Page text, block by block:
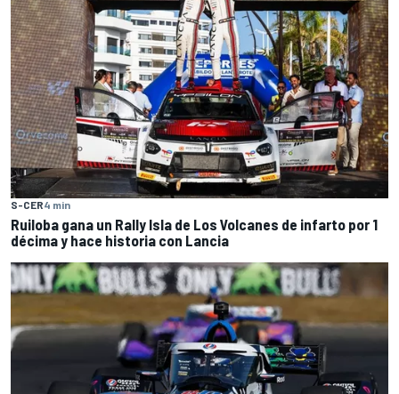
S-CER4 min
Ruiloba gana un Rally Isla de Los Volcanes de infarto por 1
décima y hace historia con Lancia